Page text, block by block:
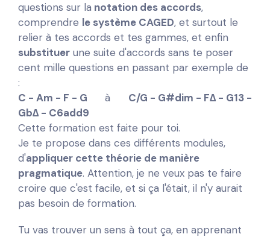
questions sur la notation des accords,
comprendre le système CAGED, et surtout le
relier à tes accords et tes gammes, et enfin
substituer une suite d'accords sans te poser
cent mille questions en passant par exemple de
:
C - Am - F - G
à C/G - G#dim - F∆ - G13 -
Gb∆ - C6add9
Cette formation est faite pour toi.
Je te propose dans ces différents modules,
d'appliquer cette théorie de manière
pragmatique. Attention, je ne veux pas te faire
croire que c'est facile, et si ça l'était, il n'y aurait
pas besoin de formation.
Tu vas trouver un sens à tout ça, en apprenant